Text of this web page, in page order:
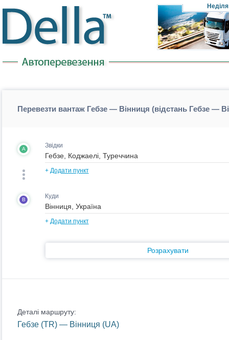
Неділя
Перевезти вантаж Гебзе — Вінниця (відстань Гебзе —
A Звідки
+ Додати пункт
B Куди
+ Додати пункт
Розрахувати
Деталі маршруту:
Гебзе (TR) — Вінниця (UA)